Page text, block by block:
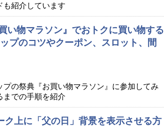
も紹介しています
い物マラソン』でおトクに買い物する
プのコツやクーポン、スロット、間
の祭典『お買い物マラソン』に参加してみ
までの手順を紹介
ク上に「父の日」背景を表示させる方